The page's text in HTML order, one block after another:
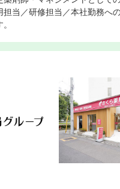
担当／研修担当／本社勤務へ